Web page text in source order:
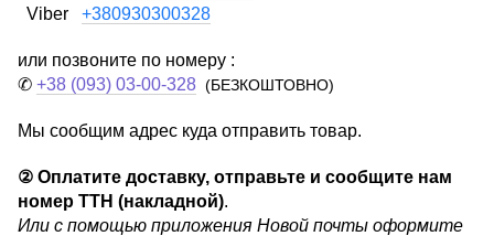
Viber +380930300328
или позвоните по номеру :
✆ +38 (093) 03-00-328 (БЕЗКОШТОВНО)
Мы сообщим адрес куда отправить товар.
② Оплатите доставку, отправьте и сообщите нам
номер ТТН (накладной).
Или с помощью приложения Новой почты оформите